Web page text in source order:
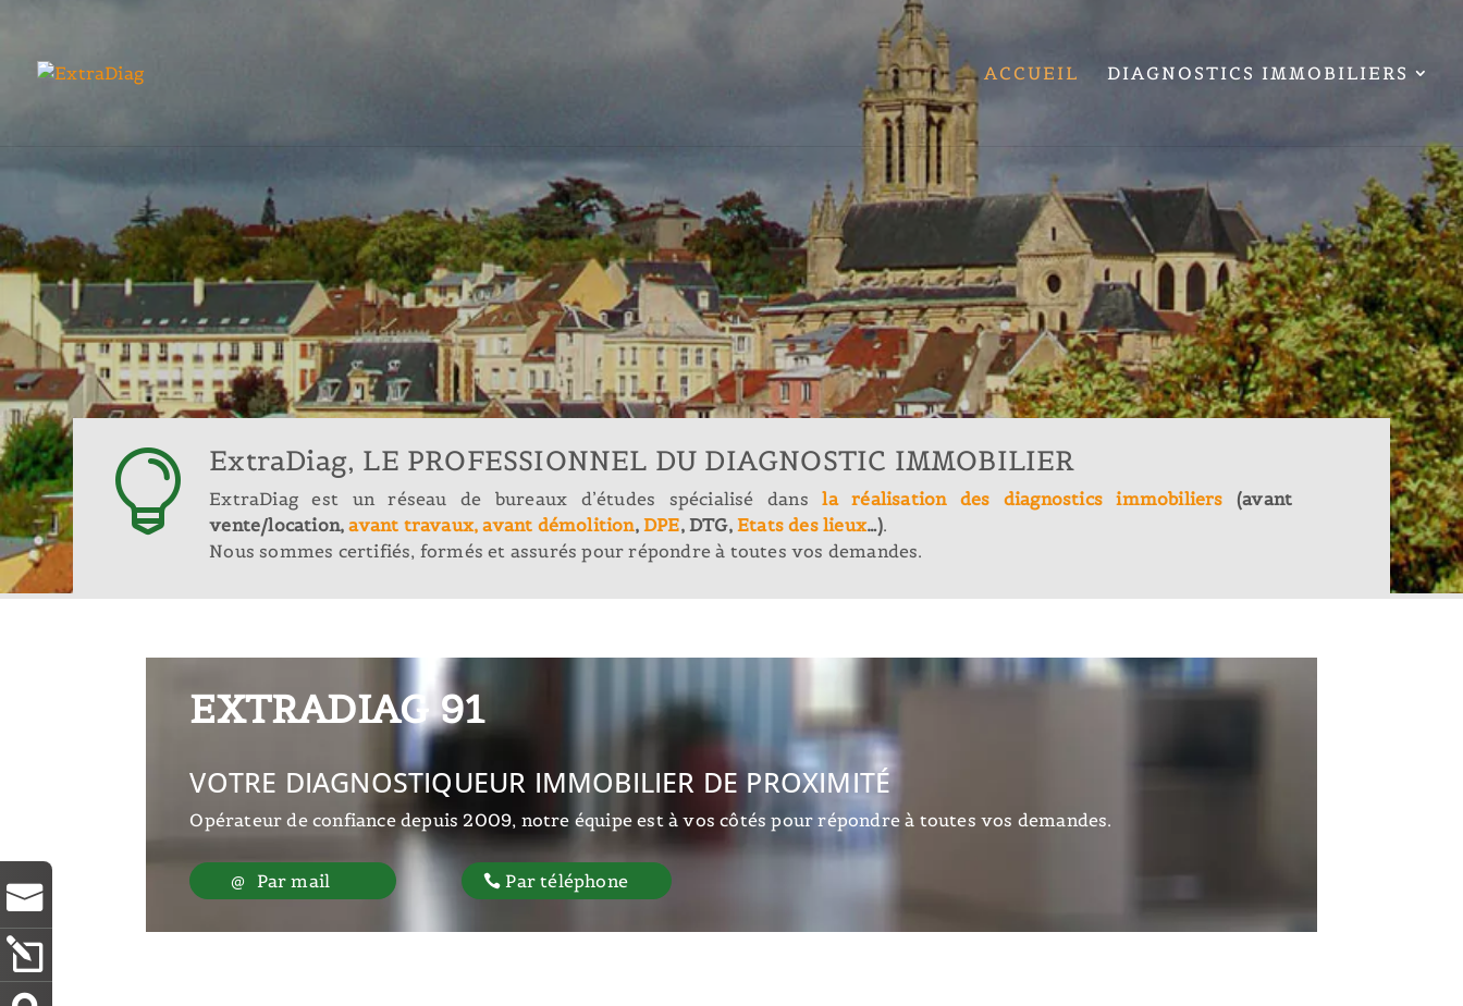
ACCUEIL DIAGNOSTICS IMMOBILIERS
 ExtraDiag, LE PROFESSIONNEL DU DIAGNOSTIC IMMOBILIER
ExtraDiag est un réseau de bureaux d’études spécialisé dansla réalisation des diagnostics immobiliers (avant
vente/location,avant travaux, avant démolition,DPE, DTG,Etats des lieux…).
Nous sommes certifiés, formés et assurés pour répondre à toutes vos demandes.
EXTRADIAG 91
VOTRE DIAGNOSTIQUEUR IMMOBILIER DE PROXIMITÉ
Opérateur de confiance depuis 2009, notre équipe est à vos côtés pour répondre à toutes vos demandes.
Par mail Par téléphone